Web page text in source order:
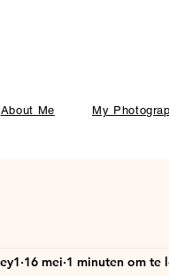
About Me My
16 mei 1 minuten om te